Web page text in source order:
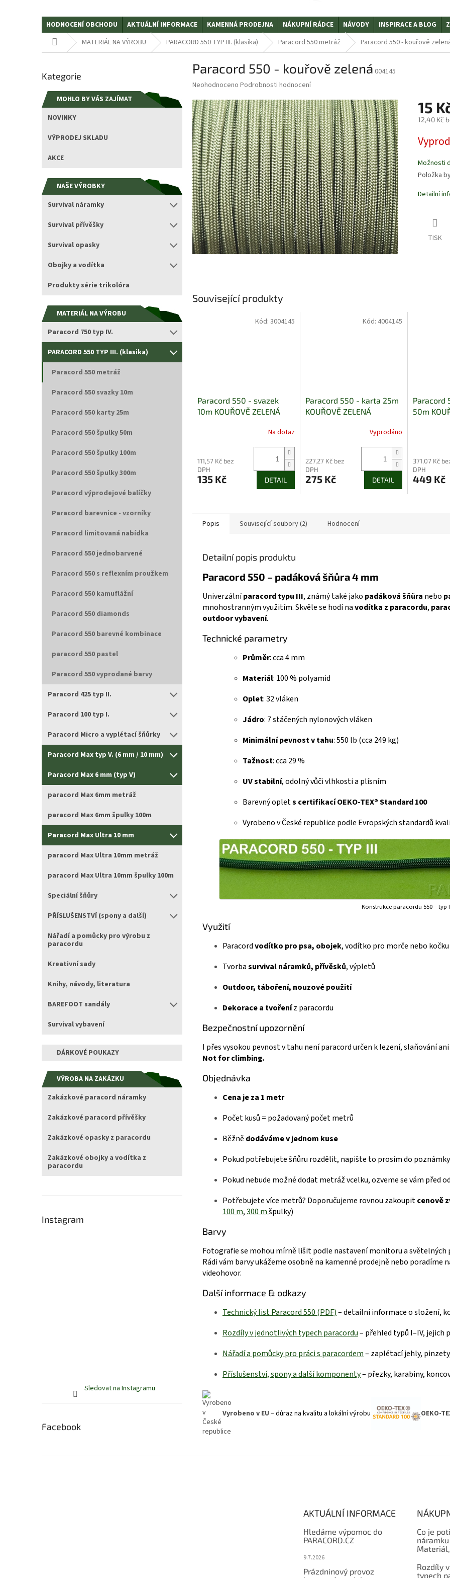
HODNOCENÍ OBCHODU AKTUÁLNÍ INFORMACE KAMENNÁ PRODEJNA NÁKUPNÍ RÁDCE NÁVODY INSPIRACE A BLOG
Domů MATERIÁL NA VÝROBU PARACORD 550 TYP III. (klasika) Paracord 550 metráž Paracord 550 - kouřově
s
r
n
e
kategorie
Kategorie
MOHLO BY VÁS ZAJÍMAT
NOVINKY
VÝPRODEJ SKLADU
AKCE
NAŠE VÝROBKY
Survival náramky
Survival přívěšky
Survival opasky
Obojky a vodítka
Produkty série trikolóra
MATERIÁL NA VÝROBU
Paracord 750 typ IV.
PARACORD 550 TYP III. (klasika)
Paracord 550 metráž
Paracord 550 svazky 10m
Paracord 550 karty 25m
Paracord 550 špulky 50m
Paracord 550 špulky 100m
Paracord 550 špulky 300m
Paracord výprodejové balíčky
Paracord barevnice - vzorníky
Paracord limitovaná nabídka
Paracord 550 jednobarvené
Paracord 550 s reflexním proužkem
Paracord 550 kamuflážní
Paracord 550 diamonds
Paracord 550 barevné kombinace
paracord 550 pastel
Paracord 550 vyprodané barvy
Paracord 425 typ II.
Paracord 100 typ I.
Paracord Micro a vyplétací šňůrky
Paracord Max typ V. (6 mm / 10 mm)
Paracord Max 6 mm (typ V)
paracord Max 6mm metráž
paracord Max 6mm špulky 100m
Paracord Max Ultra 10 mm
paracord Max Ultra 10mm metráž
paracord Max Ultra 10mm špulky 100m
Speciální šňůry
PŘÍSLUŠENSTVÍ (spony a další)
Nářadí a pomůcky pro výrobu z
paracordu
Kreativní sady
Knihy, návody, literatura
BAREFOOT sandály
Survival vybavení
DÁRKOVÉ POUKAZY
VÝROBA NA ZAKÁZKU
Zakázkové paracord náramky
Zakázkové paracord přívěšky
Zakázkové opasky z paracordu
Zakázkové obojky a vodítka z
paracordu
Instagram
Sledovat na Instagramu
Facebook
Paracord 550 - kouřově zelená 004145
Průměrné
produktu
je
0,0
z
5
hvězdiček.
Neohodnoceno Podrobnosti hodnocení
15
12,40 Kč
cena:
Možnosti
Položka
Detailní
TISK
Související produkty
Paracord 550 - svazek
10m KOUŘOVĚ ZELENÁ
Na dotaz
111,57 Kč bez
DPH
135 Kč DETAIL
Kód: 3004145
Paracord 550 - karta 25m
KOUŘOVĚ ZELENÁ
Vyprodáno
227,27 Kč bez
DPH
275 Kč DETAIL
Kód: 4004145
Paracord
50m
371,07 Kč
DPH
449 Kč
Popis Související soubory (2) Hodnocení
Detailní popis produktu
Paracord 550 – padáková šňůra 4 mm
Univerzálníparacord typu III, známý také jako padáková šňůra nebo
mnohostranným využitím. Skvěle se hodí navodítka z paracordu,
outdoor vybavení.
Technické parametry
Průměr: cca 4 mm
Materiál: 100 % polyamid
Oplet: 32 vláken
Jádro: 7 stáčených nylonových vláken
Minimální pevnost v tahu: 550 lb (cca 249 kg)
Tažnost: cca 29 %
UV stabilní, odolný vůči vlhkosti a plísním
Barevný oplets certifikací OEKO-TEX® Standard 100
Vyrobeno v České republice podle Evropských standardů
Konstrukce paracordu 550 – typ
Využití
Paracordvodítko pro psa, obojek, vodítko pro morče nebo kočku
Tvorbasurvival náramků, přívěsků, výpletů
Outdoor, táboření, nouzové použití
Dekorace a tvořeníz paracordu
Bezpečnostní upozornění
I přes vysokou pevnost v tahu není paracord určen k lezení, slaňování
Not for climbing.
Objednávka
Cena je za 1 metr
Počet kusů = požadovaný počet metrů
Běžně dodáváme v jednom kuse
Pokud potřebujete šňůru rozdělit, napište to prosím do
Pokud nebude možné dodat metráž vcelku, ozveme se vám před
Potřebujete více metrů? Doporučujeme rovnou zakoupitcenově
100 m,300 mšpulky)
Barvy
Fotografie se mohou mírně lišit podle nastavení monitoru a světelných
Rádi vám barvy ukážeme osobně na kamenné prodejně nebo poradíme
videohovor.
Další informace & odkazy
Technický list Paracord 550 (PDF)– detailní informace o složení,
Rozdíly v jednotlivých typech paracordu– přehled typů I–IV, jejich
Nářadí a pomůcky pro práci s paracordem– zaplétací jehly,
Příslušenství, spony a další komponenty– přezky, karabiny,
Vyrobeno v EU –důraz na kvalitu a lokální výrobu OEKO-
AKTUÁLNÍ INFORMACE
Hledáme výpomoc do
PARACORD.CZ
9.7.2026
Prázdninový provoz
Co je
Rozdíly
typech